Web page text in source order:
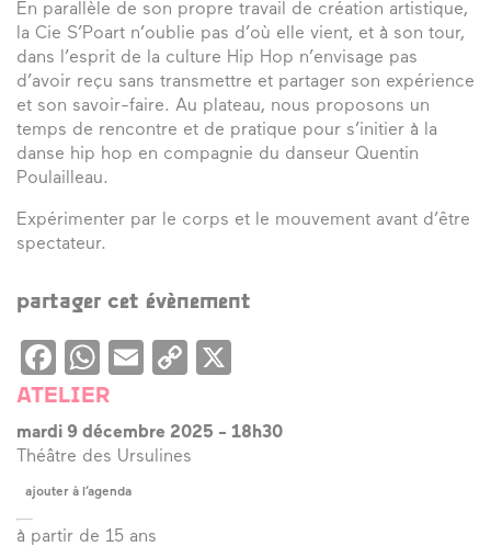
En parallèle de son propre travail de création artistique,
la Cie S’Poart n’oublie pas d’où elle vient, et à son tour,
dans l’esprit de la culture Hip Hop n’envisage pas
d’avoir reçu sans transmettre et partager son expérience
et son savoir-faire. Au plateau, nous proposons un
temps de rencontre et de pratique pour s’initier à la
danse hip hop en compagnie du danseur Quentin
Poulailleau.
Expérimenter par le corps et le mouvement avant d’être
spectateur.
partager cet évènement
Facebook
WhatsApp
EmailCopy
ATELIER
mardi 9 décembre 2025 - 18h30
Théâtre des Ursulines
ajouter à l’agenda
à partir de 15 ans